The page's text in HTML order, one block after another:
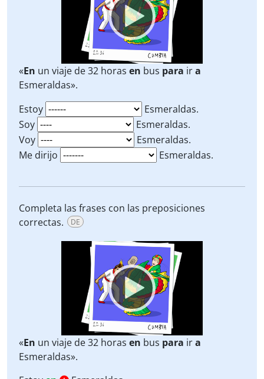
«En un viaje de 32 horas en bus para ira
Esmeraldas».
Estoy
Esmeraldas.
Soy
Esmeraldas.
Voy
Esmeraldas.
Me dirijo
Esmeraldas.
Completa las frases con las preposiciones
correctas.
DE
«En un viaje de 32 horas en bus para ira
Esmeraldas».